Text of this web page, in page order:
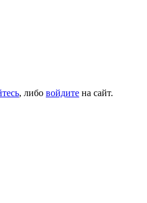
, либо войдите на сайт.